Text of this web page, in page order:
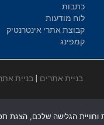
כתבות
לוח מודעות
קבוצת אתרי אינטרנטיק
קמפינג
בניית אתרים | בניית
הגלישה שלכם, הצגת